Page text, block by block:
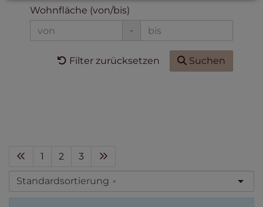
Wohnfläche (von/bis)
-
Filter zurücksetzen Suchen
1 2 3
Standardsortierung ×